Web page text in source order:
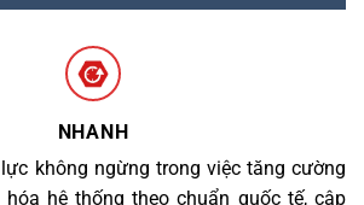
NHANH
không ngừng trong việc tăng cường
hệ thống theo chuẩn quốc tế, cập